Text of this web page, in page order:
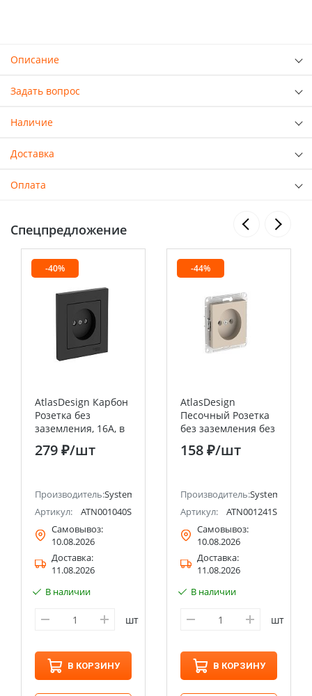
Описание
Задать вопрос
Наличие
Доставка
Оплата
Спецпредложение
(ранее Schneider Electric)
-40%
AtlasDesign Карбон
Розетка без
заземления, 16А, в
сборе,
быстрозажим.
279 ₽/шт
Производитель:Systeme Electric (ранее Schneider Electric)
Артикул:
ATN001040S
Самовывоз:
10.08.2026
Доставка:
11.08.2026
В наличии
шт
В КОРЗИНУ
-44%
AtlasDesign
Песочный Розетка
без заземления без
шторок, 16А, мех.,
быстрозажим.
158 ₽/шт
Производитель:Systeme
Артикул:
ATN001241S
Самовывоз:
10.08.2026
Доставка:
11.08.2026
В наличии
шт
В КОРЗИНУ